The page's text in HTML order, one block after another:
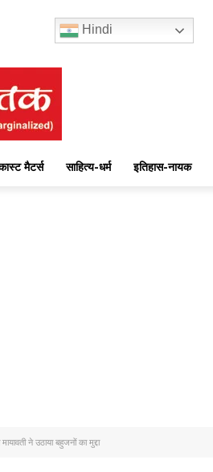
Hindi
मैटर्स साहित्य-धर्म इतिहास-नायक
ने उठाया बहुजनों का मुद्दा